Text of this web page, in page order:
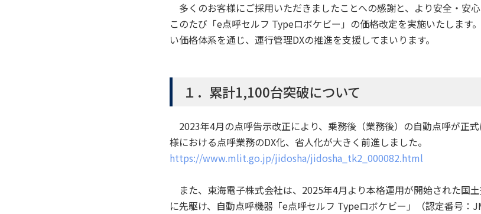
多くのお客様にご採用いただきましたことへの感謝と、より安全・安
このたび「e点呼セルフ Typeロボケビー」の価格改定を実施いたします
い価格体系を通じ、運行管理DXの推進を支援してまいります。
１．累計1,100台突破について
2023年4月の点呼告示改正により、乗務後（業務後）の自動点呼が正
様における点呼業務のDX化、省人化が大きく前進しました。
https://www.mlit.go.jp/jidosha/jidosha_tk2_000082.html
また、東海電子株式会社は、2025年4月より本格運用が開始された国
に先駆け、自動点呼機器「e点呼セルフ Typeロボケビー」（認定番号：